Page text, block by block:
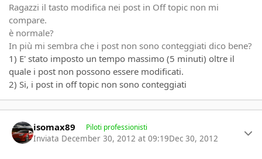
Ragazzi il tasto modifica nei post in Off topic non mi
compare.
è normale?
In più mi sembra che i post non sono conteggiati dico bene?
1) E' stato imposto un tempo massimo (5 minuti) oltre il
quale i post non possono essere modificati.
2) Si, i post in off topic non sono conteggiati
isomax89 Piloti professionisti
Inviata December 30, 2012 at 09:19Dec 30, 2012